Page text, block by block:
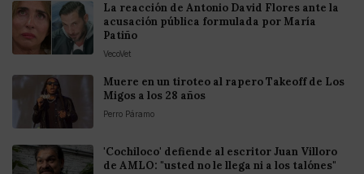
La reacción de Antonio David Flores ante la
acusación pública formulada por María
Patiño
VecoVet
Muere en un tiroteo al rapero Takeoff de Los
Migos a los 28 años
Perro Páramo
'Cochiloco' defiende al escritor Juan Villoro
de AMLO: "usted no le llega ni a los talónes"